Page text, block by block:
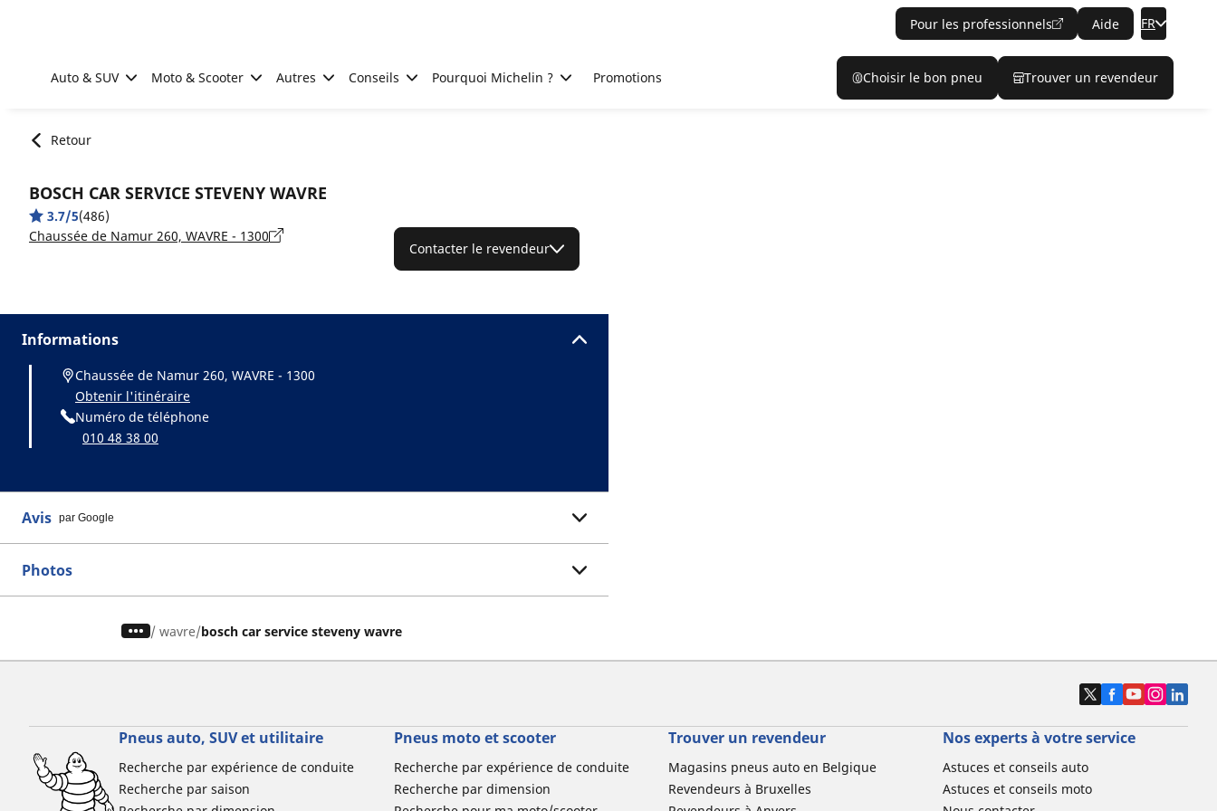
Pour les professionnels Aide FR
Auto & SUV Moto & Scooter Autres Conseils Pourquoi Michelin ? Promotions Choisir le bon pneu Trouver un revendeur
Retour
BOSCH CAR SERVICE STEVENY WAVRE
3.7/5(486)
Chaussée de Namur 260, WAVRE - 1300
Contacter le revendeur
Informations
Chaussée de Namur 260, WAVRE - 1300
Obtenir l'itinéraire
Numéro de téléphone
010 48 38 00
Avis par Google
Photos
/ wavre bosch car service steveny wavre
Pneus auto, SUV et utilitaire
Recherche par expérience de conduite
Recherche par saison
Pneus moto et scooter
Recherche par expérience de conduite
Recherche par dimension
Trouver un revendeur
Magasins pneus auto en Belgique
Revendeurs à Bruxelles
Nos experts à votre service
Astuces et conseils auto
Astuces et conseils moto